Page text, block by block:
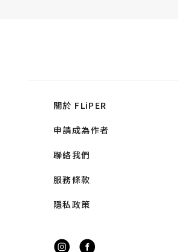
關於 FLiPER
申請成為作者
聯絡我們
服務條款
隱私政策